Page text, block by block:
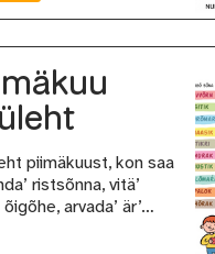
piimäkuust, kon saa
ristsõnna, vitä’
arvada’ är’…